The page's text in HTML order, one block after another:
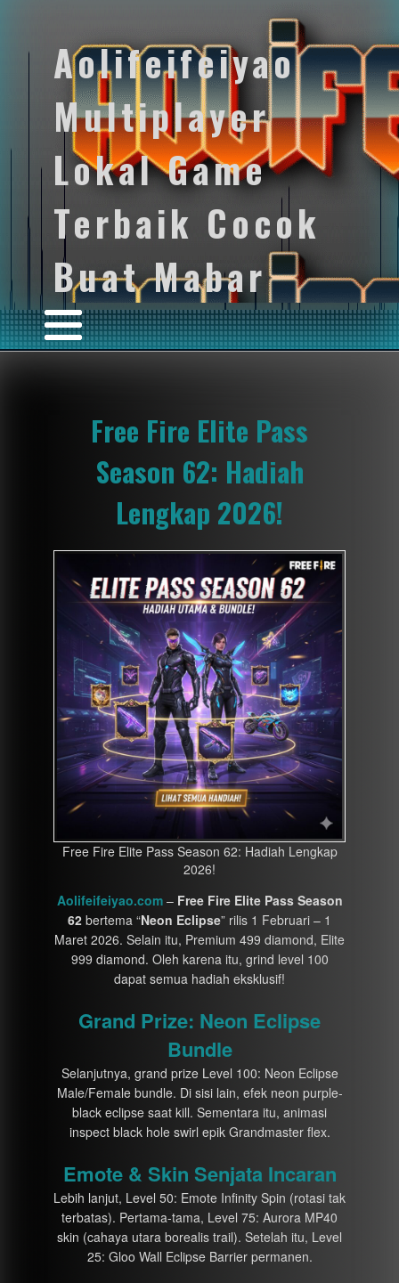
Aolifeifeiyao
Multiplayer
Lokal Game
Terbaik Cocok
Buat Mabar
Free Fire Elite Pass
Season 62: Hadiah
Lengkap 2026!
Free Fire Elite Pass Season 62: Hadiah Lengkap
2026!
Aolifeifeiyao.com– Free Fire Elite Pass Season
62 bertema “Neon Eclipse” rilis 1 Februari – 1
Maret 2026. Selain itu, Premium 499 diamond, Elite
999 diamond. Oleh karena itu, grind level 100
dapat semua hadiah eksklusif!
Grand Prize: Neon Eclipse
Bundle
Selanjutnya, grand prize Level 100: Neon Eclipse
Male/Female bundle. Di sisi lain, efek neon purple-
black eclipse saat kill. Sementara itu, animasi
inspect black hole swirl epik Grandmaster flex.
Emote & Skin Senjata Incaran
Lebih lanjut, Level 50: Emote Infinity Spin (rotasi tak
terbatas). Pertama-tama, Level 75: Aurora MP40
skin (cahaya utara borealis trail). Setelah itu, Level
25: Gloo Wall Eclipse Barrier permanen.